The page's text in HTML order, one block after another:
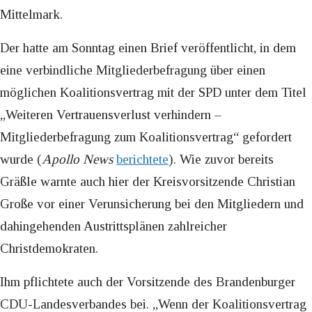
Mittelmark.
Der hatte am Sonntag einen Brief veröffentlicht, in dem
eine verbindliche Mitgliederbefragung über einen
möglichen Koalitionsvertrag mit der SPD unter dem Titel
„Weiteren Vertrauensverlust verhindern –
Mitgliederbefragung zum Koalitionsvertrag“ gefordert
wurde (Apollo News berichtete). Wie zuvor bereits
Gräßle warnte auch hier der Kreisvorsitzende Christian
Große vor einer Verunsicherung bei den Mitgliedern und
dahingehenden Austrittsplänen zahlreicher
Christdemokraten.
Ihm pflichtete auch der Vorsitzende des Brandenburger
CDU-Landesverbandes bei. „Wenn der Koalitionsvertrag